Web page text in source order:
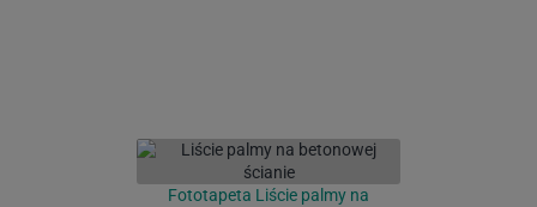
Fototapeta Liście palmy na